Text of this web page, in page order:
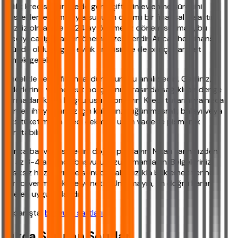
Evlilik kredisi, Türkiye'de genç çiftlerin evlenme sürecini
desteklemek amacıyla sunulan önemli bir finansal fırsattır.
Faizsiz olması ve ilk 24 ay ödemesiz dönem sunması, bu
krediyi cazip kılan en önemli özelliklerdir. Ancak her finansal
üründe olduğu gibi, evlilik kredisinde de bilinçli hareket
etmek gerekir.
Öncelikle kendi finansal durumunuzu analiz edin. Geliriniz,
giderleriniz ve mevcut borçlarınız arasında sağlıklı bir denge
kurmadan kredi başvurusu yapmayın. Kredi tutarını yalnızca
gerçek ihtiyaçlarınız için kullanın. Düğün masrafı, balayı veya
lüks tüketim için kredi çekmek, uzun vadede pişmanlık
yaratabilir.
Ayrıca başvuru sürecini doğru planlayın. Nikah tarihinizden
en az 3-4 ay önce başvurunuzu tamamlayın. Belgelerinizi
eksiksiz hazırlayın ve sonucu sabırsızlıkla beklemek yerine
süreci verimli şekilde yönetin. Unutmayın, en doğru karar,
size en uygun olandır.
Kapanışta, başvuru şartları